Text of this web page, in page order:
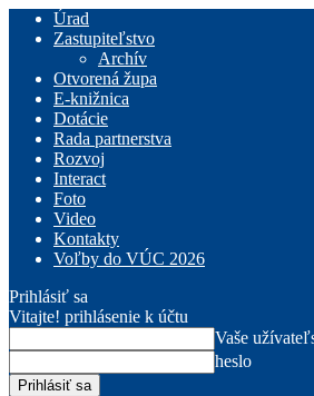
Úrad
Zastupiteľstvo
Archív
Otvorená župa
E-knižnica
Dotácie
Rada partnerstva
Rozvoj
Interact
Foto
Video
Kontakty
Voľby do VÚC 2026
Prihlásiť sa
Vitajte! prihlásenie k účtu
Vaše
heslo